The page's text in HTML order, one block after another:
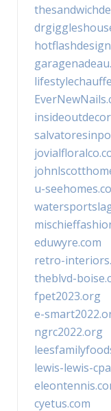
u-
eduwyre.com
retro-
theblvd-
fpet2023.org
e-
ngrc2022.org
lewis-lewis-
cyetus.com